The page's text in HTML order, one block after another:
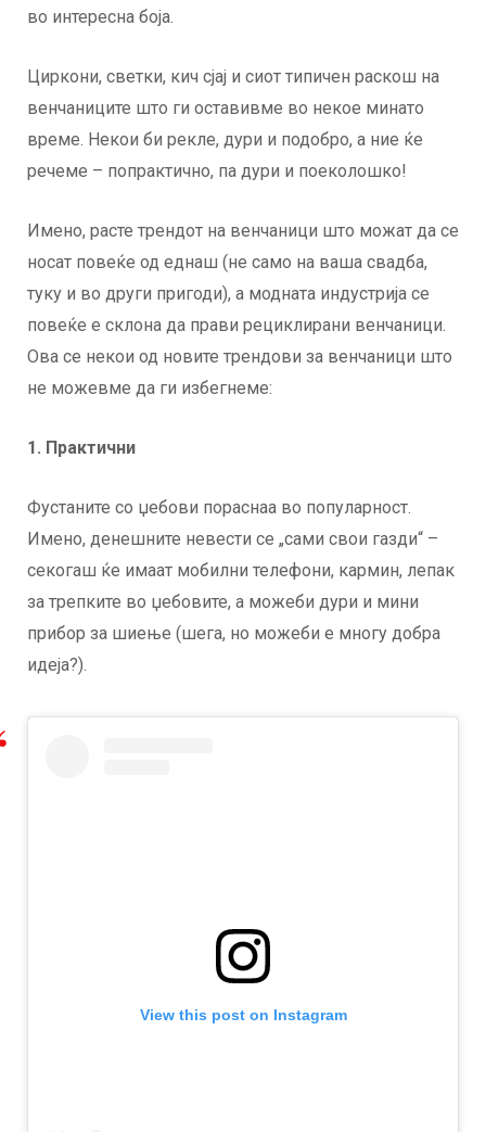
во интересна боја.
Циркони, светки, кич сјај и сиот типичен раскош на
венчаниците што ги оставивме во некое минато
време. Некои би рекле, дури и подобро, а ние ќе
речеме – попрактично, па дури и поеколошко!
Имено, расте трендот на венчаници што можат да се
носат повеќе од еднаш (не само на ваша свадба,
туку и во други пригоди), а модната индустрија се
повеќе е склона да прави рециклирани венчаници.
Ова се некои од новите трендови за венчаници што
не можевме да ги избегнеме:
1. Практични
Фустаните со џебови пораснаа во популарност.
Имено, денешните невести се „сами свои газди“ –
секогаш ќе имаат мобилни телефони, кармин, лепак
за трепките во џебовите, а можеби дури и мини
прибор за шиење (шега, но можеби е многу добра
идеја?).
View this post on Instagram